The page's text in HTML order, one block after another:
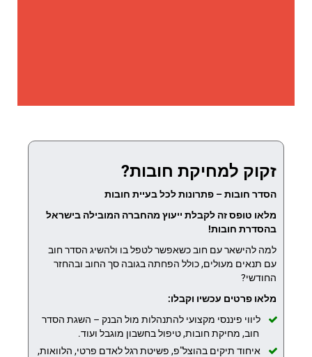
זקוק למחיקת חובות?
הסדר חובות – פתרונות לכל בעיית חובות
מלאו טופס זה לקבלת ייעוץ מהחברה המובילה בישראל
בהסדרת חובות!
למה להישאר עם חוב כשאפשר לטפל בו ולהשיג הסדר חוב
עם תנאים מעולים, כולל הפחתה בגובה סך החוב ובהחזר
החודשי?
מלאו פרטים עכשיו וקבלו:
ליווי פיננסי מקצועי להתנהלות מול הבנק – השגת הסדר
חוב, מחיקת חובות, טיפול בחשבון מוגבל ועוד.
איחוד תיקים בהוצל"פ, פשיטת רגל לאדם פרטי, הלוואות,